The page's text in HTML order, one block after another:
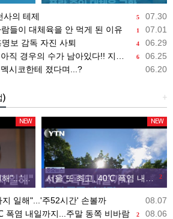
5 07.30
사의 테제
1 07.01
들이 대체육을 안 먹게 된 이유
4 06.29
명보 감독 자진 사퇴
6 06.25
우의 수가 남아있다!! 지금부터 시작이야!!
06.20
시코한테 졌다며...?
+
)
NEW
"중국은 밤 12시까지 일해"...'주52시간' 손볼까
NEW
2
서울 또 최고, 40℃ 폭염 내일까지...주말 동쪽 비바람
08.07
일해"...'주52시간' 손볼까
2 08.06
폭염 내일까지...주말 동쪽 비바람